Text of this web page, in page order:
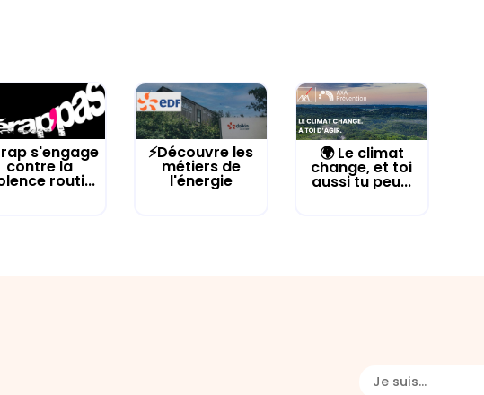
rap s'engage
contre la
routi...
⚡Découvre les
métiers de
l'énergie
🌍 Le climat
change, et toi
aussi tu peu...
Je suis...